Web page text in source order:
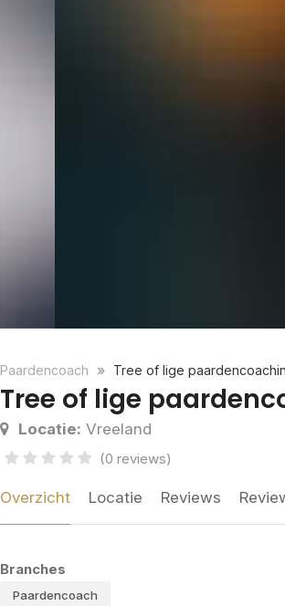
Paardencoach Tree of lige
Tree of lige
Locatie: Vreeland
(0 reviews)
Overzicht Locatie Reviews
Branches
Paardencoach